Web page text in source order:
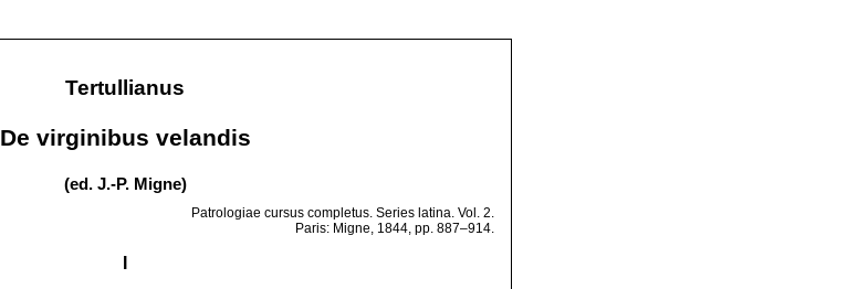
Tertullianus
De virginibus velandis
(ed. J.-P. Migne)
Patrologiae cursus completus. Series latina. Vol. 2.
Paris: Migne, 1844, pp. 887–914.